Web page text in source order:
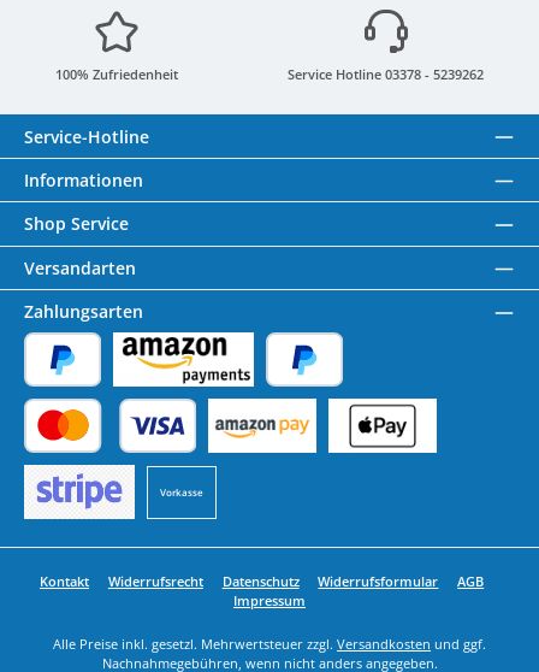
100% Zufriedenheit Service Hotline 03378 - 5239262
Service-Hotline
Informationen
Shop Service
Versandarten
Zahlungsarten
PayPal Amazon Pay Später Bezahlen
Kredit- oder Debitkarte
Vorkasse
Benutzerdefiniertes Bild 1
Kontakt Widerrufsrecht Datenschutz Widerrufsformular
AGB
Impressum
Alle Preise inkl. gesetzl. Mehrwertsteuer zzgl. Versandkosten und ggf.
Nachnahmegebühren, wenn nicht anders angegeben.